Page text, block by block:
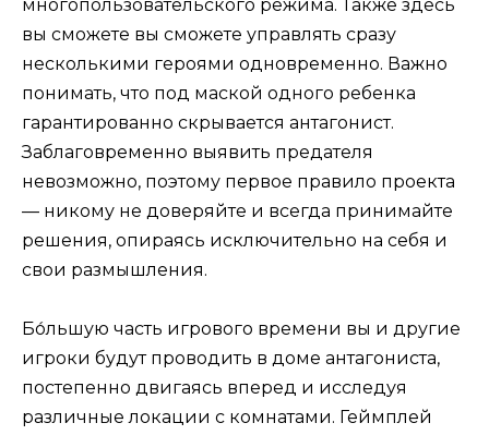
многопользовательского режима. Также здесь
вы сможете вы сможете управлять сразу
несколькими героями одновременно. Важно
понимать, что под маской одного ребенка
гарантированно скрывается антагонист.
Заблаговременно выявить предателя
невозможно, поэтому первое правило проекта
— никому не доверяйте и всегда принимайте
решения, опираясь исключительно на себя и
свои размышления.
Бо́льшую часть игрового времени вы и другие
игроки будут проводить в доме антагониста,
постепенно двигаясь вперед и исследуя
различные локации с комнатами. Геймплей